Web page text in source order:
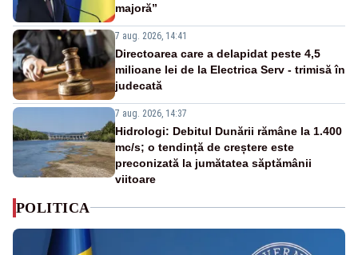
majoră”
7 aug. 2026, 14:41
Directoarea care a delapidat peste 4,5
milioane lei de la Electrica Serv - trimisă în
judecată
7 aug. 2026, 14:37
Hidrologi: Debitul Dunării rămâne la 1.400
mc/s; o tendință de creștere este
preconizată la jumătatea săptămânii
viitoare
POLITICA